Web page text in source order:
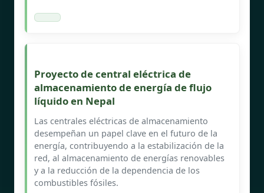
Proyecto de central eléctrica de
almacenamiento de energía de flujo
líquido en Nepal
Las centrales eléctricas de almacenamiento
desempeñan un papel clave en el futuro de la
energía, contribuyendo a la estabilización de la
red, al almacenamiento de energías renovables
y a la reducción de la dependencia de los
combustibles fósiles.